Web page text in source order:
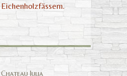
Eichenholzfässern.
Chateau Julia